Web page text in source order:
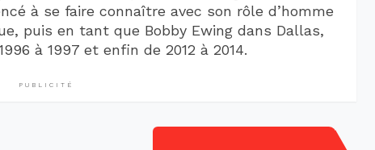
à se faire connaître avec son rôle d’homme
puis en tant que Bobby Ewing dans Dallas,
à 1997 et enfin de 2012 à 2014.
PUBLICITÉ